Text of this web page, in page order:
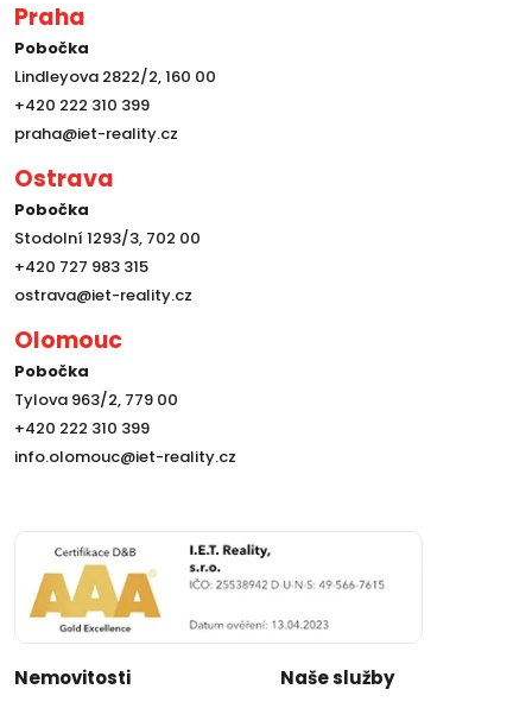
Praha
Pobočka
Lindleyova 2822/2, 160 00
+420 222 310 399
praha@iet-reality.cz
Ostrava
Pobočka
Stodolní 1293/3, 702 00
+420 727 983 315
ostrava@iet-reality.cz
Olomouc
Pobočka
Tylova 963/2, 779 00
+420 222 310 399
info.olomouc@iet-reality.cz
Nemovitosti Naše služby